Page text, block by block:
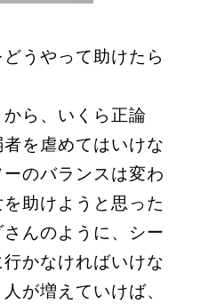
うやって助けたら
ら、いくら正論
者を虐めてはいけな
のバランスは変わ
助けようと思った
んのように、シー
かなければいけな
が増えていけば、